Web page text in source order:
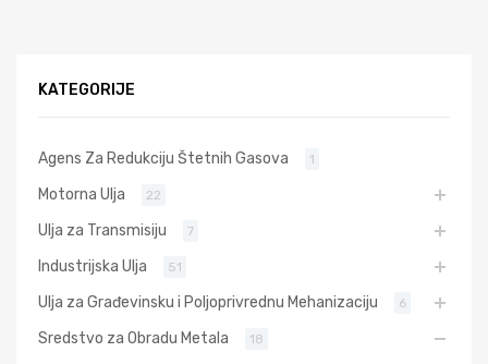
KATEGORIJE
Agens Za Redukciju Štetnih Gasova 1
Motorna Ulja 22
Ulja za Transmisiju 7
Industrijska Ulja 51
Ulja za Građevinsku i Poljoprivrednu Mehanizaciju 6
Sredstvo za Obradu Metala 18